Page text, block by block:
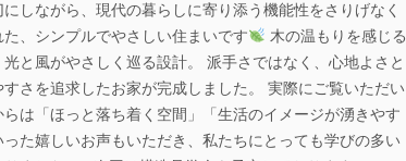
にしながら、現代の暮らしに寄り添う機能性をさりげなく
た、シンプルでやさしい住まいです
木の温もりを感じる
光と風がやさしく巡る設計。 派手さではなく、心地よさと
すさを追求したお家が完成しました。 実際にご覧いただい
らは「ほっと落ち着く空間」「生活のイメージが湧きやす
った嬉しいお声もいただき、私たちにとっても学びの多い